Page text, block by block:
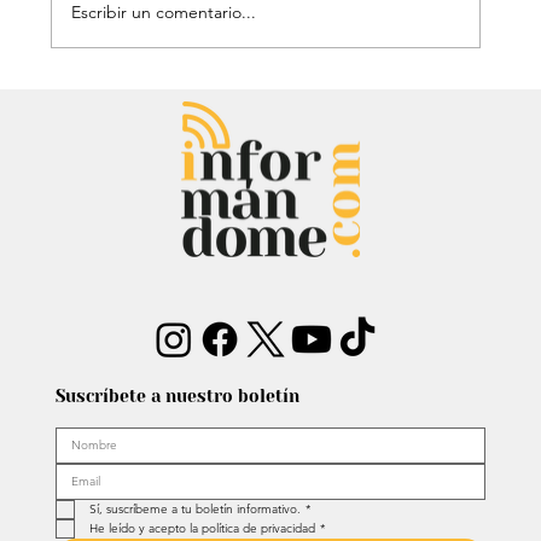
Mauricio Lizcano apuesta por la
ciencia: Anuncia a investigador del
Atlántico como fórmula
vicepresidencial
Escribir un comentario...
Suscríbete a nuestro boletín
Sí, suscríbeme a tu boletín informativo. *
He leído y acepto la política de privacidad *